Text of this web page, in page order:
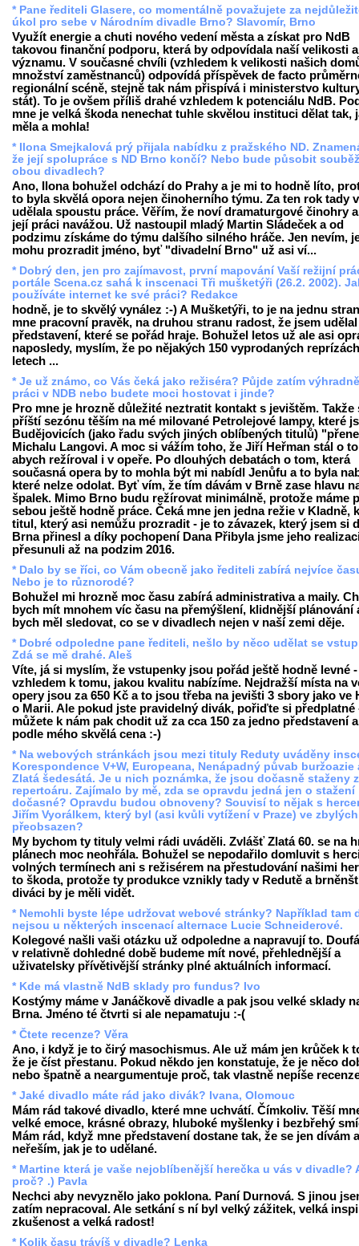
* Pane řediteli Glasere, co momentálně považujete za
úkol pro sebe v Národním divadle Brno? Slavomír, Brno
Využít energie a chuti nového vedení města a získat pro NdB
takovou finanční podporu, která by odpovídala naší velikosti a
významu. V současné chvíli (vzhledem k velikosti našich
množství zaměstnanců) odpovídá příspěvek de facto
regionální scéně, stejně tak nám přispívá i ministerstvo
stát). To je ovšem příliš drahé vzhledem k potenciálu NdB.
mne je velká škoda nenechat tuhle skvělou instituci dělat tak,
měla a mohla!
* Ilona Smejkalová prý přijala nabídku z pražského ND.
že její spolupráce s ND Brno končí? Nebo bude působit
obou divadlech?
Ano, Ilona bohužel odchází do Prahy a je mi to hodně líto,
to byla skvělá opora nejen činoherního týmu. Za ten rok tady
udělala spoustu práce. Věřím, že noví dramaturgové činohry
její práci navážou. Už nastoupil mladý Martin Sládeček a od
podzimu získáme do týmu dalšího silného hráče. Jen nevím,
mohu prozradit jméno, byť "divadelní Brno" už asi ví...
* Dobrý den, jen pro zajímavost, první mapování Vaší režijní
portále Scena.cz sahá k inscenaci Tři mušketýři (26.2. 2002).
používáte internet ke své práci? Redakce
hodně, je to skvělý vynález :-) A Mušketýři, to je na jednu
mne pracovní pravěk, na druhou stranu radost, že jsem udělal
představení, které se pořád hraje. Bohužel letos už ale asi
naposledy, myslím, že po nějakých 150 vyprodaných
letech ...
* Je už známo, co Vás čeká jako režiséra? Půjde zatím
práci v NDB nebo budete moci hostovat i jinde?
Pro mne je hrozně důležité neztratit kontakt s jevištěm. Takže
příští sezónu těším na mé milované Petrolejové lampy, které
Budějovicích (jako řadu svých jiných oblíbených titulů)
Michalu Langovi. A moc si vážím toho, že Jiří Heřman stál o
abych režíroval i v opeře. Po dlouhých debatách o tom, která
současná opera by to mohla být mi nabídl Jenůfu a to byla
které nelze odolat. Byť vím, že tím dávám v Brně zase hlavu
špalek. Mimo Brno budu režírovat minimálně, protože máme
sebou ještě hodně práce. Čeká mne jen jedna režie v Kladně,
titul, který asi nemůžu prozradit - je to závazek, který jsem si
Brna přinesl a díky pochopení Dana Přibyla jsme jeho
přesunuli až na podzim 2016.
* Dalo by se říci, co Vám obecně jako řediteli zabírá nejvíce
Nebo je to různorodé?
Bohužel mi hrozně moc času zabírá administrativa a maily.
bych mít mnohem víc času na přemýšlení, klidnější plánování
bych měl sledovat, co se v divadlech nejen v naší zemi děje.
* Dobré odpoledne pane řediteli, nešlo by něco udělat se
Zdá se mě drahé. Aleš
Víte, já si myslím, že vstupenky jsou pořád ještě hodně levné -
vzhledem k tomu, jakou kvalitu nabízíme. Nejdražší místa na
opery jsou za 650 Kč a to jsou třeba na jevišti 3 sbory jako ve
o Marii. Ale pokud jste pravidelný divák, pořiďte si předplatné
můžete k nám pak chodit už za cca 150 za jedno představení
podle mého skvělá cena :-)
* Na webových stránkách jsou mezi tituly Reduty uváděny
Korespondence V+W, Europeana, Nenápadný půvab buržoazie
Zlatá šedesátá. Je u nich poznámka, že jsou dočasně staženy z
repertoáru. Zajímalo by mě, zda se opravdu jedná jen o stažení
dočasné? Opravdu budou obnoveny? Souvisí to nějak s
Jiřím Vyorálkem, který byl (asi kvůli vytížení v Praze) ve
přeobsazen?
My bychom ty tituly velmi rádi uváděli. Zvlášť Zlatá 60. se na
plánech moc neohřála. Bohužel se nepodařilo domluvit s
volných termínech ani s režisérem na přestudování našimi
to škoda, protože ty produkce vznikly tady v Redutě a
diváci by je měli vidět.
* Nemohli byste lépe udržovat webové stránky? Například tam
nejsou u některých inscenací alternace Lucie Schneiderové.
Kolegové našli vaši otázku už odpoledne a napravují to.
v relativně dohledné době budeme mít nové, přehlednější a
uživatelsky přívětivější stránky plné aktuálních informací.
* Kde má vlastně NdB sklady pro fundus? Ivo
Kostýmy máme v Janáčkově divadle a pak jsou velké sklady
Brna. Jméno té čtvrti si ale nepamatuju :-(
* Čtete recenze? Věra
Ano, i když je to čirý masochismus. Ale už mám jen krůček k
že je číst přestanu. Pokud někdo jen konstatuje, že je něco
nebo špatně a neargumentuje proč, tak vlastně nepíše
* Jaké divadlo máte rád jako divák? Ivana, Olomouc
Mám rád takové divadlo, které mne uchvátí. Čímkoliv. Těší
velké emoce, krásné obrazy, hluboké myšlenky i bezbřehý
Mám rád, když mne představení dostane tak, že se jen dívám a
neřeším, jak je to udělané.
* Martine která je vaše nejoblíbenější herečka u vás v divadle?
proč? .) Pavla
Nechci aby nevyznělo jako poklona. Paní Durnová. S jinou
zatím nepracoval. Ale setkání s ní byl velký zážitek, velká
zkušenost a velká radost!
* Kolik času trávíš v divadle? Lenka